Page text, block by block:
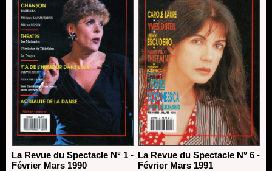
La Revue du Spectacle N° 1 -
Février Mars 1990
La Revue du Spectacle N° 6 -
Février Mars 1991